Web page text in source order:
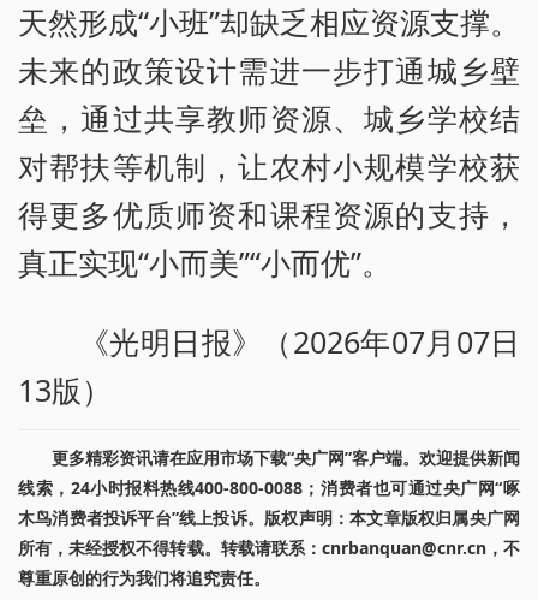
天然形成“小班”却缺乏相应资源支撑。
未来的政策设计需进一步打通城乡壁
垒，通过共享教师资源、城乡学校结
对帮扶等机制，让农村小规模学校获
得更多优质师资和课程资源的支持，
真正实现“小而美”“小而优”。
《光明日报》（2026年07月07日
13版）
更多精彩资讯请在应用市场下载“央广网”客户端。欢迎提供新闻
线索，24小时报料热线400-800-0088；消费者也可通过央广网“啄
木鸟消费者投诉平台”线上投诉。版权声明：本文章版权归属央广网
所有，未经授权不得转载。转载请联系：cnrbanquan@cnr.cn，不
尊重原创的行为我们将追究责任。